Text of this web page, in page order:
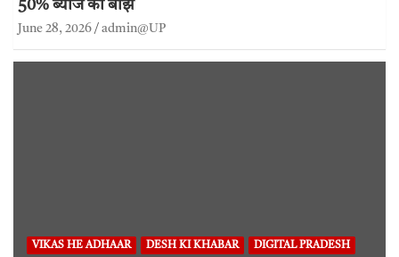
50% ब्याज का बोझ
June 28, 2026 admin@UP
VIKAS HE ADHAAR DESH KI KHABAR DIGITAL PRADESH